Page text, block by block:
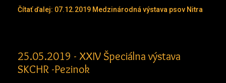
Čítať ďalej: 07.12.2019 Medzinárodná výstava psov Nitra
25.05.2019 - XXIV Špeciálna výstava
SKCHR -Pezinok